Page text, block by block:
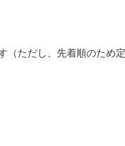
ただし、先着順のため